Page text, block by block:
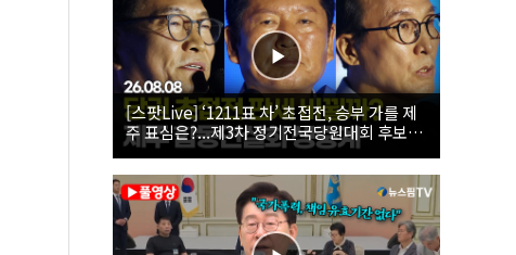
[스팟Live] ‘1211표 차’ 초접전, 승부 가를 제
주 표심은?...제3차 정기전국당원대회 후보자
제주 합동연설회 생중계 | 26.08.08